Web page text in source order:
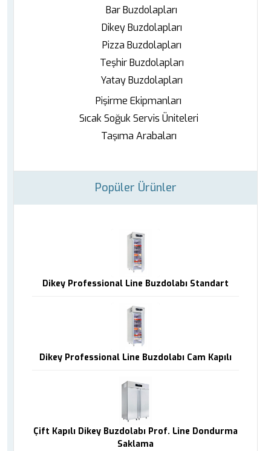
Bar Buzdolapları
Dikey Buzdolapları
Pizza Buzdolapları
Teşhir Buzdolapları
Yatay Buzdolapları
Pişirme Ekipmanları
Sıcak Soğuk Servis Üniteleri
Taşıma Arabaları
Popüler Ürünler
Dikey Professional Line Buzdolabı Standart
Dikey Professional Line Buzdolabı Cam Kapılı
Çift Kapılı Dikey Buzdolabı Prof. Line Dondurma
Saklama